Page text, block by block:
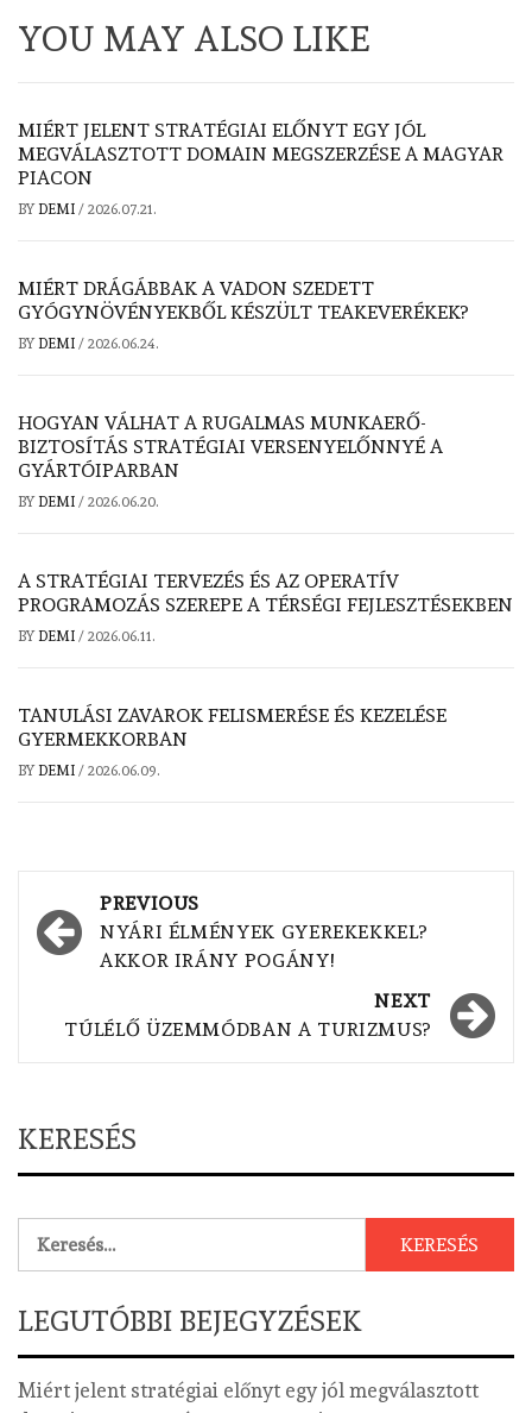
YOU MAY ALSO LIKE
MIÉRT JELENT STRATÉGIAI ELŐNYT EGY JÓL
MEGVÁLASZTOTT DOMAIN MEGSZERZÉSE A MAGYAR
PIACON
BY DEMI / 2026.07.21.
MIÉRT DRÁGÁBBAK A VADON SZEDETT
GYÓGYNÖVÉNYEKBŐL KÉSZÜLT TEAKEVERÉKEK?
BY DEMI / 2026.06.24.
HOGYAN VÁLHAT A RUGALMAS MUNKAERŐ-
BIZTOSÍTÁS STRATÉGIAI VERSENYELŐNNYÉ A
GYÁRTÓIPARBAN
BY DEMI / 2026.06.20.
A STRATÉGIAI TERVEZÉS ÉS AZ OPERATÍV
PROGRAMOZÁS SZEREPE A TÉRSÉGI FEJLESZTÉSEKBEN
BY DEMI / 2026.06.11.
TANULÁSI ZAVAROK FELISMERÉSE ÉS KEZELÉSE
GYERMEKKORBAN
BY DEMI / 2026.06.09.
Post
navigation
PREVIOUS
NYÁRI ÉLMÉNYEK GYEREKEKKEL?
AKKOR IRÁNY POGÁNY!
NEXT
TÚLÉLŐ ÜZEMMÓDBAN A TURIZMUS?
KERESÉS
LEGUTÓBBI BEJEGYZÉSEK
Miért jelent stratégiai előnyt egy jól megválasztott